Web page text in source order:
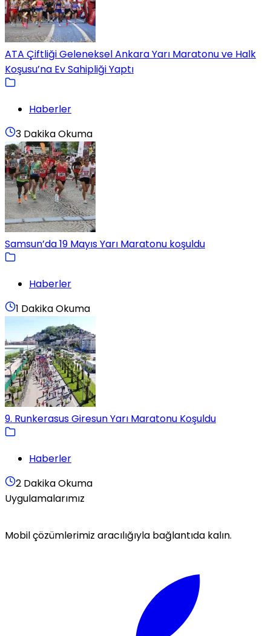
ATA Çiftliği Geleneksel Ankara Yarı Maratonu ve Halk
Koşusu’na Ev Sahipliği Yaptı
Haberler
3 Dakika Okuma
Samsun’da 19 Mayıs Yarı Maratonu koşuldu
Haberler
1 Dakika Okuma
9. Runkerasus Giresun Yarı Maratonu Koşuldu
Haberler
2 Dakika Okuma
Uygulamalarımız
Mobil çözümlerimiz aracılığıyla bağlantıda kalın.